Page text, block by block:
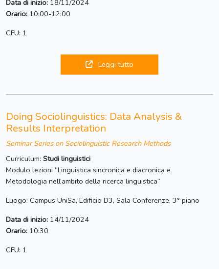
Data di inizio: 18/11/2024
Orario: 10:00-12:00
CFU: 1
Leggi tutto
Doing Sociolinguistics: Data Analysis &
Results Interpretation
Seminar Series on Sociolinguistic Research Methods
Curriculum: Studi linguistici
Modulo lezioni “Linguistica sincronica e diacronica e
Metodologia nell’ambito della ricerca linguistica“
Luogo: Campus UniSa, Edificio D3, Sala Conferenze, 3° piano
Data di inizio: 14/11/2024
Orario: 10:30
CFU: 1